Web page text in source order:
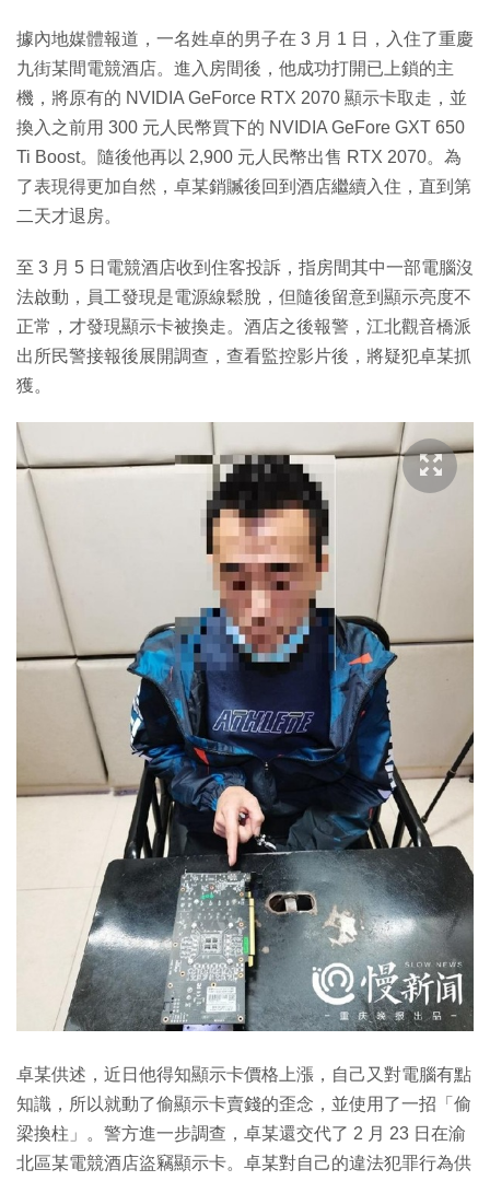
據內地媒體報道，一名姓卓的男子在 3 月 1 日，入住了重慶
九街某間電競酒店。進入房間後，他成功打開已上鎖的主
機，將原有的 NVIDIA GeForce RTX 2070 顯示卡取走，並
換入之前用 300 元人民幣買下的 NVIDIA GeFore GXT 650
Ti Boost。隨後他再以 2,900 元人民幣出售 RTX 2070。為
了表現得更加自然，卓某銷贓後回到酒店繼續入住，直到第
二天才退房。
至 3 月 5 日電競酒店收到住客投訴，指房間其中一部電腦沒
法啟動，員工發現是電源線鬆脫，但隨後留意到顯示亮度不
正常，才發現顯示卡被換走。酒店之後報警，江北觀音橋派
出所民警接報後展開調查，查看監控影片後，將疑犯卓某抓
獲。
卓某供述，近日他得知顯示卡價格上漲，自己又對電腦有點
知識，所以就動了偷顯示卡賣錢的歪念，並使用了一招「偷
梁換柱」。警方進一步調查，卓某還交代了 2 月 23 日在渝
北區某電競酒店盜竊顯示卡。卓某對自己的違法犯罪行為供